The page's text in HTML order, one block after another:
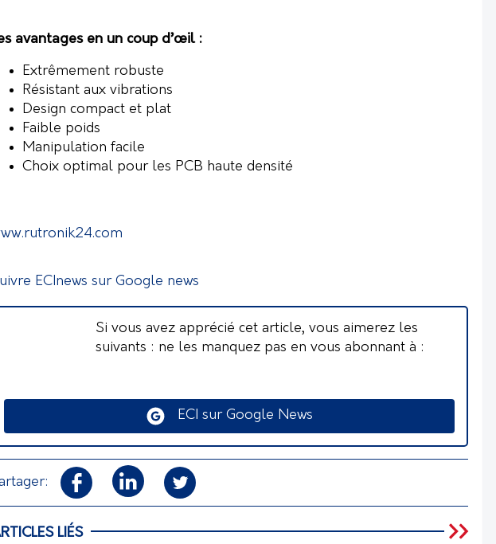
avantages en un coup d’œil :
Extrêmement robuste
Résistant aux vibrations
Design compact et plat
Faible poids
Manipulation facile
Choix optimal pour les PCB haute densité
ECInews sur Google news
Si vous avez apprécié cet article, vous aimerez les
suivants : ne les manquez pas en vous abonnant à :
ECI sur Google News
LIÉS